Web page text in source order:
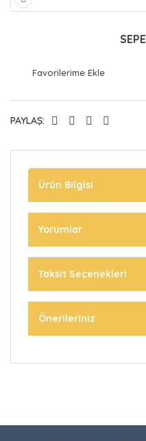
PAYLAŞ:
Ürün Bilgisi
Yorumlar
Taksit Seçenekleri
Önerileriniz